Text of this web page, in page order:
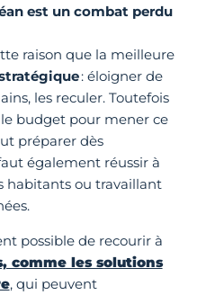
est un combat perdu
raison que la meilleure
: éloigner de
les reculer. Toutefois
budget pour mener ce
préparer dès
également réussir à
habitants ou travaillant
possible de recourir à
comme les solutions
, qui peuvent